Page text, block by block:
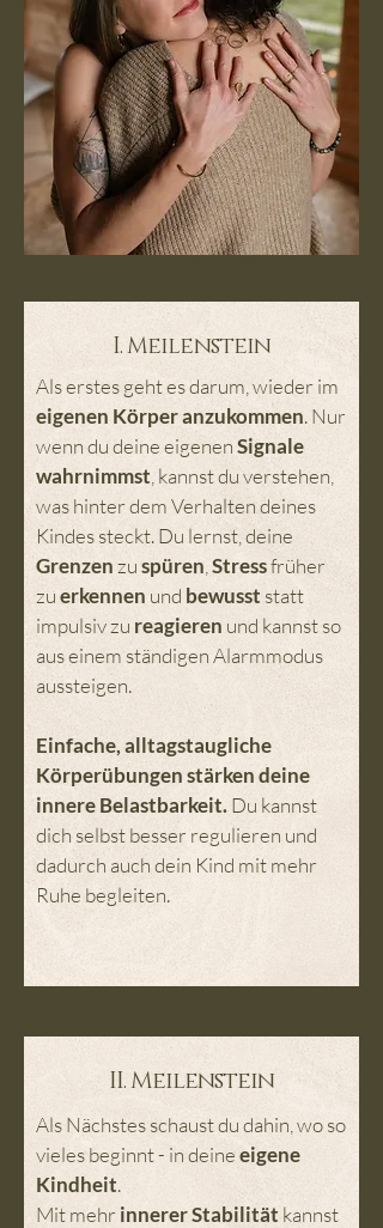
I. Meilenstein
Als erstes geht es darum, wieder im
eigenen Körper anzukommen. Nur
wenn du deine eigenenSignale
wahrnimmst , kannst du verstehen,
was hinter dem Verhalten deines
Kindes steckt. Du lernst, deine
Grenzenzuspüren Stressfrüher
zuerkennen und bewusst statt
impulsiv zu reagieren und kannst so
aus einem ständigen Alarmmodus
aussteigen.
Einfache, alltagstaugliche
Körperübungen stärken deine
innere Belastbarkeit.Du kannst
dich selbst besserregulieren und
dadurch auch dein Kind mit mehr
Ruhe begleiten.
II. Meilenstein
Als Nächstes schaust du dahin, wo so
vieles beginnt - in deineeigene
Kindheit.
Mit mehrinnerer Stabilität kannst